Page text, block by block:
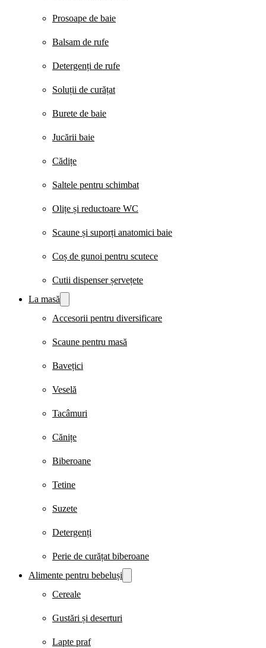
Prosoape de baie
Balsam de rufe
Detergenți de rufe
Soluții de curățat
Burete de baie
Jucării baie
Cădițe
Saltele pentru schimbat
Olițe și reductoare WC
Scaune și suporți anatomici baie
Coș de gunoi pentru scutece
Cutii dispenser șervețete
La masă
Accesorii pentru diversificare
Scaune pentru masă
Bavețici
Veselă
Tacâmuri
Cănițe
Biberoane
Tetine
Suzete
Detergenți
Perie de curățat biberoane
Alimente pentru bebeluși
Cereale
Gustări și deserturi
Lapte praf